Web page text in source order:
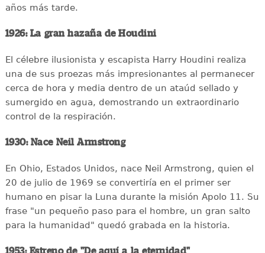
años más tarde.
1926: La gran hazaña de Houdini
El célebre ilusionista y escapista Harry Houdini realiza
una de sus proezas más impresionantes al permanecer
cerca de hora y media dentro de un ataúd sellado y
sumergido en agua, demostrando un extraordinario
control de la respiración.
1930: Nace Neil Armstrong
En Ohio, Estados Unidos, nace Neil Armstrong, quien el
20 de julio de 1969 se convertiría en el primer ser
humano en pisar la Luna durante la misión Apolo 11. Su
frase "un pequeño paso para el hombre, un gran salto
para la humanidad" quedó grabada en la historia.